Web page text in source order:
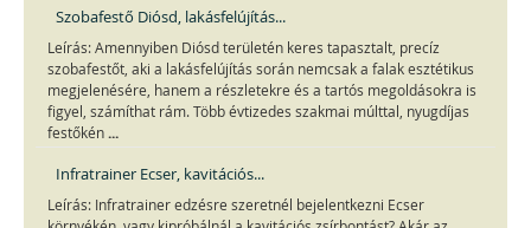
Szobafestő Diósd, lakásfelújítás...
Leírás: Amennyiben Diósd területén keres tapasztalt, precíz
szobafestőt, aki a lakásfelújítás során nemcsak a falak esztétikus
megjelenésére, hanem a részletekre és a tartós megoldásokra is
figyel, számíthat rám. Több évtizedes szakmai múlttal, nyugdíjas
festőkén ...
Infratrainer Ecser, kavitációs...
Leírás: Infratrainer edzésre szeretnél bejelentkezni Ecser